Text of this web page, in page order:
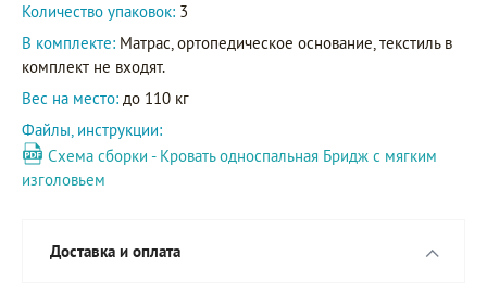
Количество упаковок: 3
В комплекте: Матрас, ортопедическое основание, текстиль в
комплект не входят.
Вес на место: до 110 кг
Файлы, инструкции:
Схема сборки - Кровать односпальная Бридж с мягким
изголовьем
Доставка и оплата